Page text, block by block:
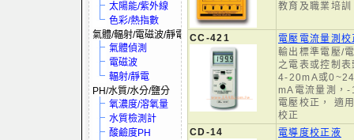
太陽能/紫外線
色彩/熱指數
氣體/輻射/電磁波/靜電
氣體偵測
電磁波
輻射/靜電
PH/水質/水分/鹽分
氧濃度/溶氧量
水質檢測計
酸鹼度PH
教育及職業培
CC-421
電壓電流量測
輸出標準電壓/
之電表或控制
4-20mA或
mA電流量測，
電壓校正， 適
校正
CD-14
電導度校正液